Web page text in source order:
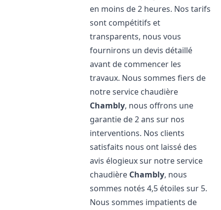
en moins de 2 heures. Nos tarifs
sont compétitifs et
transparents, nous vous
fournirons un devis détaillé
avant de commencer les
travaux. Nous sommes fiers de
notre service chaudière
Chambly, nous offrons une
garantie de 2 ans sur nos
interventions. Nos clients
satisfaits nous ont laissé des
avis élogieux sur notre service
chaudière Chambly, nous
sommes notés 4,5 étoiles sur 5.
Nous sommes impatients de